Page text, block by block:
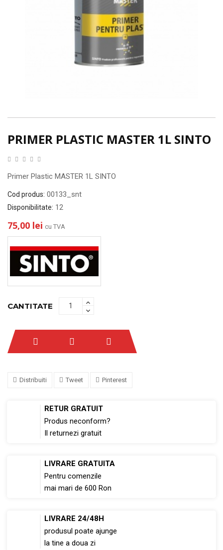
PRIMER PLASTIC MASTER 1L SINTO
Primer Plastic MASTER 1L SINTO
Cod produs: 00133_snt
Disponibilitate: 12
75,00 lei cu TVA
CANTITATE
Distribuiti Tweet Pinterest
RETUR GRATUIT
Produs neconform?
Il returnezi gratuit
LIVRARE GRATUITA
Pentru comenzile
mai mari de 600 Ron
LIVRARE 24/48H
produsul poate ajunge
la tine a doua zi